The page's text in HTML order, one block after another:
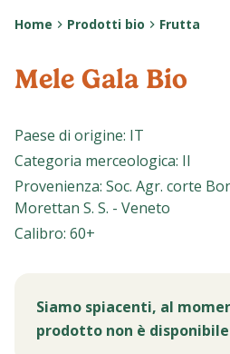
Home Prodotti bio Frutta
Mele Gala Bio
Paese di origine: IT
Categoria merceologica: II
Provenienza: Soc. Agr. corte
Morettan S. S. - Veneto
Calibro: 60+
Siamo spiacenti, al
prodotto non è disponibile